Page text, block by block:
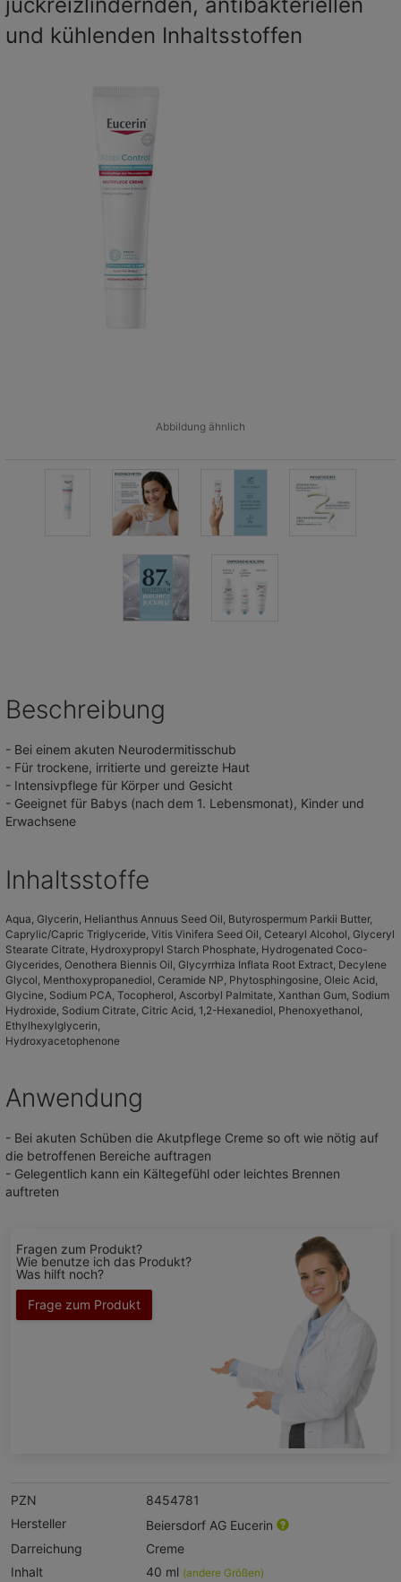
und kühlenden Inhaltsstoffen
Abbildung ähnlich
Beschreibung
- Bei einem akuten Neurodermitisschub
- Für trockene, irritierte und gereizte Haut
- Intensivpflege für Körper und Gesicht
- Geeignet für Babys (nach dem 1. Lebensmonat), Kinder und
Erwachsene
Inhaltsstoffe
Aqua, Glycerin, Helianthus Annuus Seed Oil, Butyrospermum Parkii Butter,
Caprylic/Capric Triglyceride, Vitis Vinifera Seed Oil, Cetearyl Alcohol, Glyceryl
Stearate Citrate, Hydroxypropyl Starch Phosphate, Hydrogenated Coco-
Glycerides, Oenothera Biennis Oil, Glycyrrhiza Inflata Root Extract, Decylene
Glycol, Menthoxypropanediol, Ceramide NP, Phytosphingosine, Oleic Acid,
Glycine, Sodium PCA, Tocopherol, Ascorbyl Palmitate, Xanthan Gum, Sodium
Hydroxide, Sodium Citrate, Citric Acid, 1,2-Hexanediol, Phenoxyethanol,
Ethylhexylglycerin,
Hydroxyacetophenone
Anwendung
- Bei akuten Schüben die Akutpflege Creme so oft wie nötig auf
die betroffenen Bereiche auftragen
- Gelegentlich kann ein Kältegefühl oder leichtes Brennen
auftreten
Fragen zum Produkt?
Wie benutze ich das Produkt?
Was hilft noch?
Frage zum Produkt
PZN
8454781
Hersteller
Beiersdorf AG Eucerin
Darreichung
Creme
Inhalt
40 ml (andere Größen)